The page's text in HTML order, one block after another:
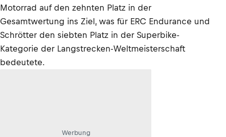
Motorrad auf den zehnten Platz in der
Gesamtwertung ins Ziel, was für ERC Endurance und
Schrötter den siebten Platz in der Superbike-
Kategorie der Langstrecken-Weltmeisterschaft
bedeutete.
Werbung